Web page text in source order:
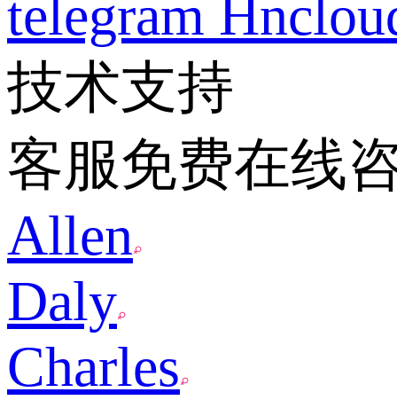
telegram
技术支持
客服免费在线
Allen
Daly
Charles